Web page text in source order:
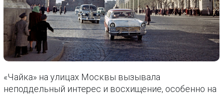
«Чайка» на улицах Москвы вызывала
неподдельный интерес и восхищение, особенно на